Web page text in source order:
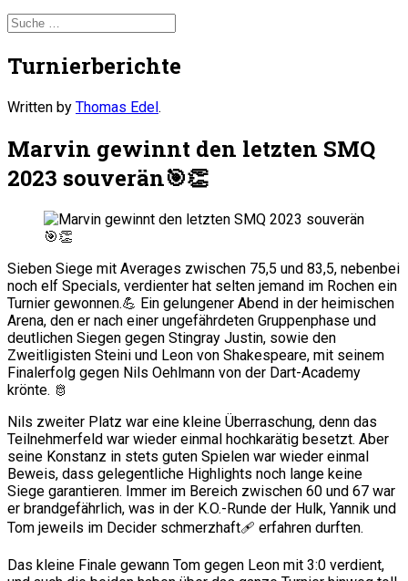
Turnierberichte
Written by Thomas Edel.
Marvin gewinnt den letzten SMQ
2023 souverän🎯👏
Sieben Siege mit Averages zwischen 75,5 und 83,5, nebenbei
noch elf Specials, verdienter hat selten jemand im Rochen ein
Turnier gewonnen.💪 Ein gelungener Abend in der heimischen
Arena, den er nach einer ungefährdeten Gruppenphase und
deutlichen Siegen gegen Stingray Justin, sowie den
Zweitligisten Steini und Leon von Shakespeare, mit seinem
Finalerfolg gegen Nils Oehlmann von der Dart-Academy
krönte. 🫅
Nils zweiter Platz war eine kleine Überraschung, denn das
Teilnehmerfeld war wieder einmal hochkarätig besetzt. Aber
seine Konstanz in stets guten Spielen war wieder einmal
Beweis, dass gelegentliche Highlights noch lange keine
Siege garantieren. Immer im Bereich zwischen 60 und 67 war
er brandgefährlich, was in der K.O.-Runde der Hulk, Yannik und
Tom jeweils im Decider schmerzhaft🩹 erfahren durften.
Das kleine Finale gewann Tom gegen Leon mit 3:0 verdient,